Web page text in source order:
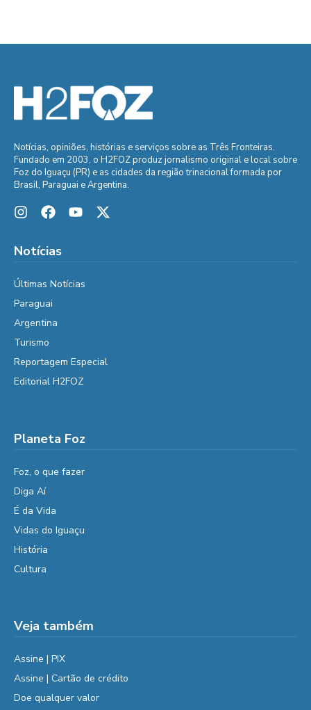
Notícias, opiniões, histórias e serviços sobre as Três Fronteiras.
Fundado em 2003, o H2FOZ produz jornalismo original e local sobre
Foz do Iguaçu (PR) e as cidades da região trinacional formada por
Brasil, Paraguai e Argentina.
Notícias
Últimas Notícias
Paraguai
Argentina
Turismo
Reportagem Especial
Editorial H2FOZ
Planeta Foz
Foz, o que fazer
Diga Aí
É da Vida
Vidas do Iguaçu
História
Cultura
Veja também
Assine | PIX
Assine | Cartão de crédito
Doe qualquer valor